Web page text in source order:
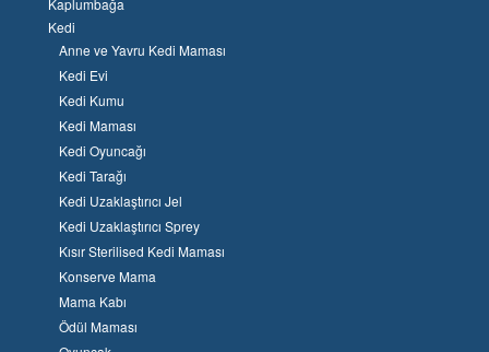
Kaplumbağa
Kedi
Anne ve Yavru Kedi Maması
Kedi Evi
Kedi Kumu
Kedi Maması
Kedi Oyuncağı
Kedi Tarağı
Kedi Uzaklaştırıcı Jel
Kedi Uzaklaştırıcı Sprey
Kısır Sterilised Kedi Maması
Konserve Mama
Mama Kabı
Ödül Maması